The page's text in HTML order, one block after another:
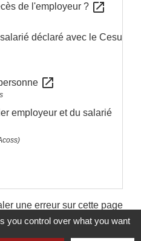
de l'employeur ? open_in_new
déclaré avec le Cesu
open_in_new
employeur et du salarié
une erreur sur cette page
you control over what you want